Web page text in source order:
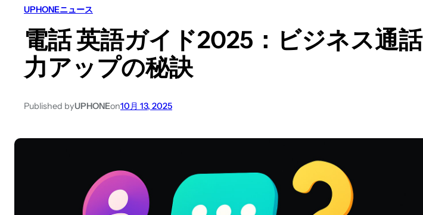
UPHONEニュース
電話 英語ガイド2025：ビジネス通話
力アップの秘訣
Published byUPHONEon10月 13, 2025